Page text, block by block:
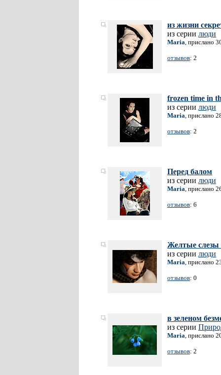
из жизни
из серии люди
Maria, прислано
отзывов: 2
frozen time in
из серии люди
Maria, прислано
отзывов: 2
Перед балом
из серии люди
Maria, прислано
отзывов: 6
Желтые слезы
из серии люди
Maria, прислано
отзывов: 0
в зеленом
из серии
Maria, прислано
отзывов: 2